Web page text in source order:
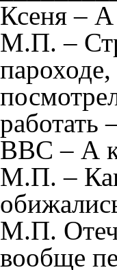
Ксеня – А
М.П. –
работать
ВВС – А
М.П. –
М.П.
вообще